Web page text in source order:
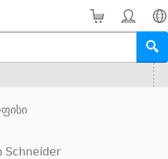
Schneider